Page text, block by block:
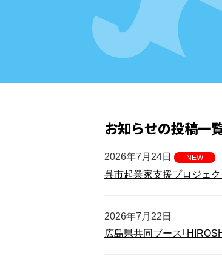
お知らせの投稿一
2026年7月24日 NEW
呉市起業家支援プロジェ
2026年7月22日
広島県共同ブース｢